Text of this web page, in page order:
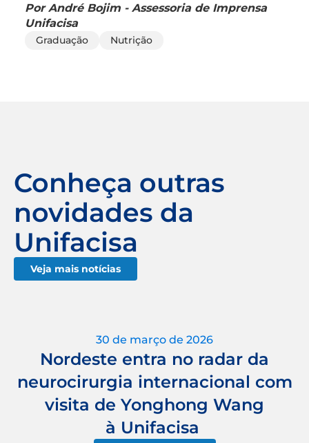
Por André Bojim - Assessoria de Imprensa
Unifacisa
Graduação Nutrição
Conheça outras
novidades da
Unifacisa
Veja mais notícias
30 de março de 2026
Nordeste entra no radar da
neurocirurgia internacional com
visita de Yonghong Wang
à Unifacisa